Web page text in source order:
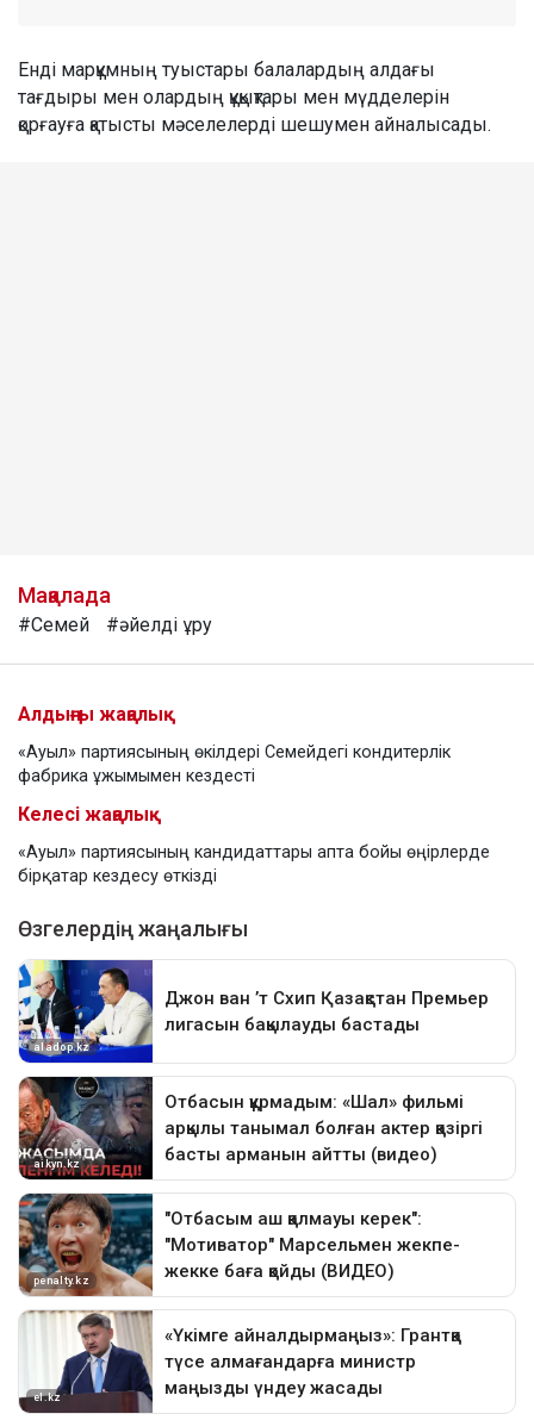
Енді марқұмның туыстары балалардың алдағы
тағдыры мен олардың құқықтары мен мүдделерін
қорғауға қатысты мәселелерді шешумен айналысады.
Мақалада
#Семей #әйелді ұру
Алдыңғы жаңалық
«Ауыл» партиясының өкілдері Семейдегі кондитерлік
фабрика ұжымымен кездесті
Келесі жаңалық
«Ауыл» партиясының кандидаттары апта бойы өңірлерде
бірқатар кездесу өткізді